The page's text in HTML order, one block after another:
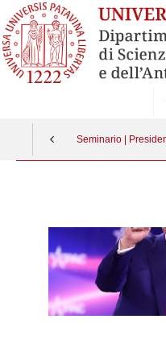
Seminario |